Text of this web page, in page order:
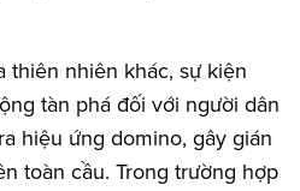
thiên nhiên khác, sự kiện
tàn phá đối với người dân
hiệu ứng domino, gây gián
toàn cầu. Trong trường hợp